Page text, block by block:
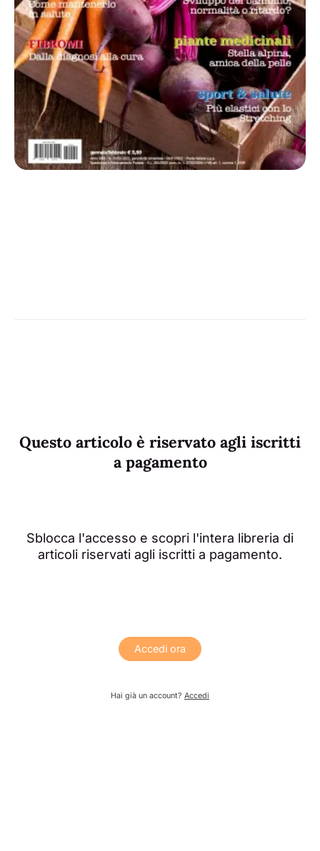
Questo articolo è riservato agli iscritti
a pagamento
Sblocca l'accesso e scopri l'intera libreria di
articoli riservati agli iscritti a pagamento.
Accedi ora
Hai già un account? Accedi